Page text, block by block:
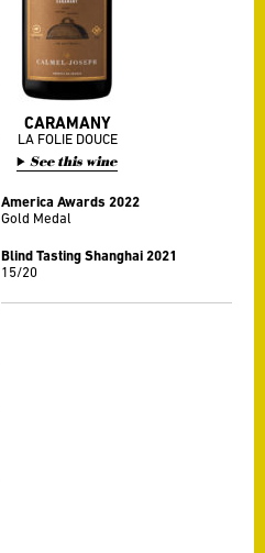
CARAMANY
LA FOLIE DOUCE
See this wine
America Awards 2022
Gold Medal
Blind Tasting Shanghai 2021
15/20